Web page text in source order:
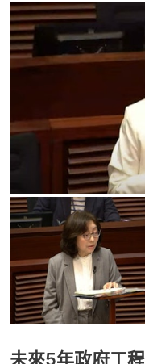
未來5年政府工